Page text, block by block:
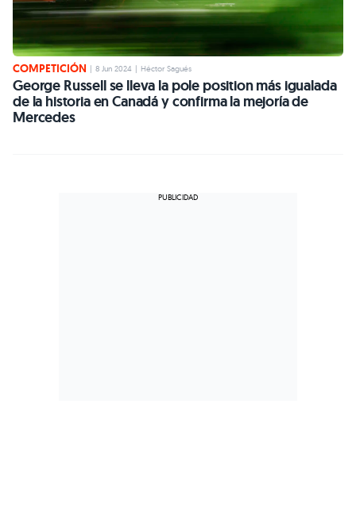
COMPETICIÓN | 8 Jun 2024 | Héctor Sagués
George Russell se lleva la pole position más igualada
de la historia en Canadá y confirma la mejoría de
Mercedes